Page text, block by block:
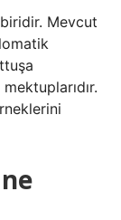
Mevcut